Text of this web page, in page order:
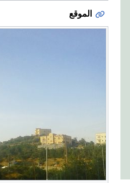
الموقع